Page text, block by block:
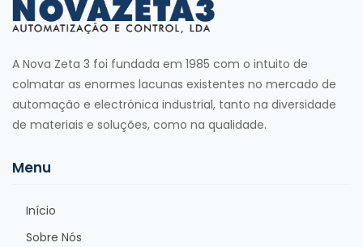
A Nova Zeta 3 foi fundada em 1985 com o intuito de
colmatar as enormes lacunas existentes no mercado de
automação e electrónica industrial, tanto na diversidade
de materiais e soluções, como na qualidade.
Menu
Início
Sobre Nós